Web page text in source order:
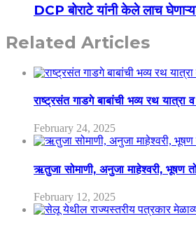
DCP बोराटे यांनी केले लाच
Related Articles
राष्ट्रसंत गाडगे बाबांची भव्य रथ
February 24, 2025
ऋतुजा सोमाणी, अनुजा माहेश्वरी, भूषण
February 12, 2025